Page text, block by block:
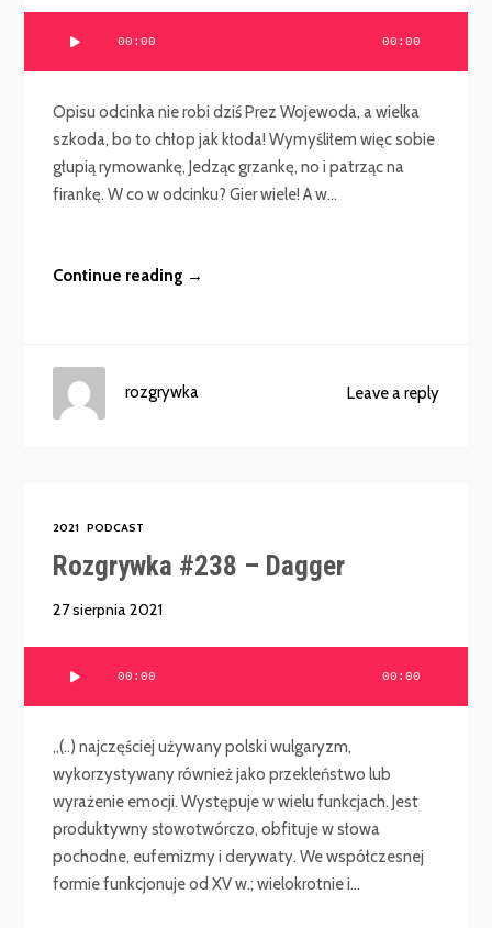
00:00 00:00
Opisu odcinka nie robi dziś Prez Wojewoda, a wielka
szkoda, bo to chłop jak kłoda! Wymyśliłem więc sobie
głupią rymowankę, Jedząc grzankę, no i patrząc na
firankę. W co w odcinku? Gier wiele! A w...
Continue reading →
Leave a reply
rozgrywka
2021 PODCAST
Rozgrywka #238 – Dagger
27 sierpnia 2021
00:00 00:00
„(..) najczęściej używany polski wulgaryzm,
wykorzystywany również jako przekleństwo lub
wyrażenie emocji. Występuje w wielu funkcjach. Jest
produktywny słowotwórczo, obfituje w słowa
pochodne, eufemizmy i derywaty. We współczesnej
formie funkcjonuje od XV w.; wielokrotnie i...